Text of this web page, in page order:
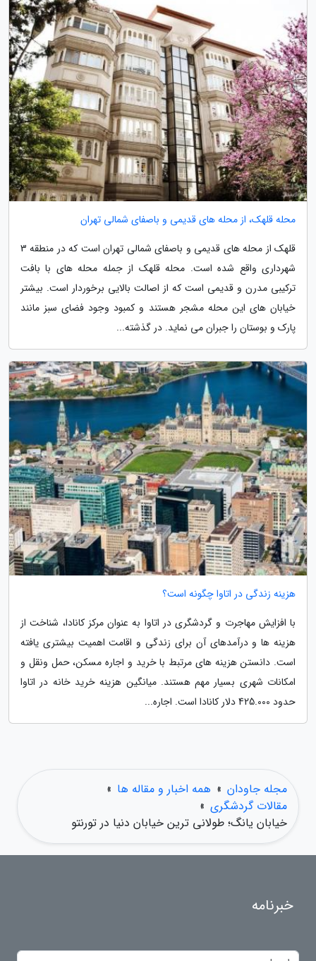
محله قلهک، از محله های قدیمی و باصفای شمالی تهران
قلهک از محله های قدیمی و باصفای شمالی تهران است که در منطقه 3
شهرداری واقع شده است. محله قلهک از جمله محله های با بافت
ترکیبی مدرن و قدیمی است که از اصالت بالایی برخوردار است. بیشتر
خیابان های این محله مشجر هستند و کمبود وجود فضای سبز مانند
پارک و بوستان را جبران می نماید. در گذشته...
هزینه زندگی در اتاوا چگونه است؟
با افزایش مهاجرت و گردشگری در اتاوا به عنوان مرکز کانادا، شناخت از
هزینه ها و درآمدهای آن برای زندگی و اقامت اهمیت بیشتری یافته
است. دانستن هزینه های مرتبط با خرید و اجاره مسکن، حمل ونقل و
امکانات شهری بسیار مهم هستند. میانگین هزینه خرید خانه در اتاوا
حدود 425.000 دلار کانادا است. اجاره...
مجله جاودان » همه اخبار و مقاله ها »
مقالات گردشگری »
خیابان یانگ؛ طولانی ترین خیابان دنیا در تورنتو
خبرنامه